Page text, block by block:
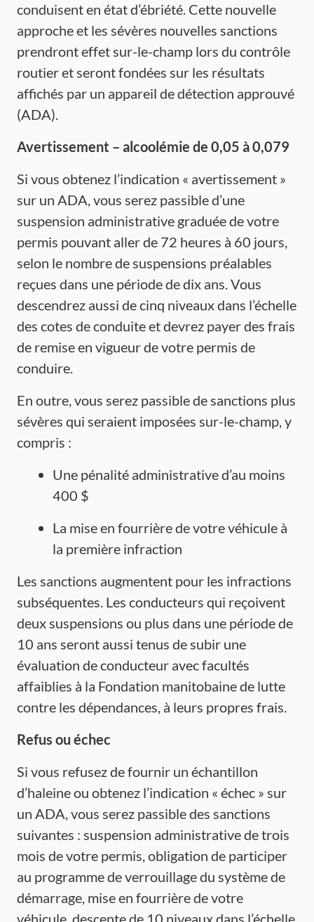
conduisent en état d’ébriété. Cette nouvelle
approche et les sévères nouvelles sanctions
prendront effet sur-le-champ lors du contrôle
routier et seront fondées sur les résultats
affichés par un appareil de détection approuvé
(ADA).
Avertissement – alcoolémie de 0,05 à 0,079
Si vous obtenez l’indication « avertissement »
sur un ADA, vous serez passible d’une
suspension administrative graduée de votre
permis pouvant aller de 72 heures à 60 jours,
selon le nombre de suspensions préalables
reçues dans une période de dix ans. Vous
descendrez aussi de cinq niveaux dans l’échelle
des cotes de conduite et devrez payer des frais
de remise en vigueur de votre permis de
conduire.
En outre, vous serez passible de sanctions plus
sévères qui seraient imposées sur-le-champ, y
compris :
Une pénalité administrative d’au moins
400 $
La mise en fourrière de votre véhicule à
la première infraction
Les sanctions augmentent pour les infractions
subséquentes. Les conducteurs qui reçoivent
deux suspensions ou plus dans une période de
10 ans seront aussi tenus de subir une
évaluation de conducteur avec facultés
affaiblies à la Fondation manitobaine de lutte
contre les dépendances, à leurs propres frais.
Refus ou échec
Si vous refusez de fournir un échantillon
d’haleine ou obtenez l’indication « échec » sur
un ADA, vous serez passible des sanctions
suivantes : suspension administrative de trois
mois de votre permis, obligation de participer
au programme de verrouillage du système de
démarrage, mise en fourrière de votre
véhicule, descente de 10 niveaux dans l’échelle